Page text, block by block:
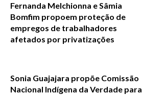
Fernanda Melchionna e Sâmia
Bomfim propoem proteção de
empregos de trabalhadores
afetados por privatizações
Sonia Guajajara propõe Comissão
Nacional Indígena da Verdade para